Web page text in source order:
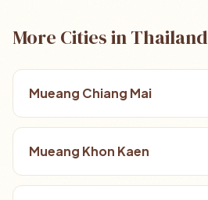
More Cities in Thailand
Mueang Chiang Mai
Mueang Khon Kaen